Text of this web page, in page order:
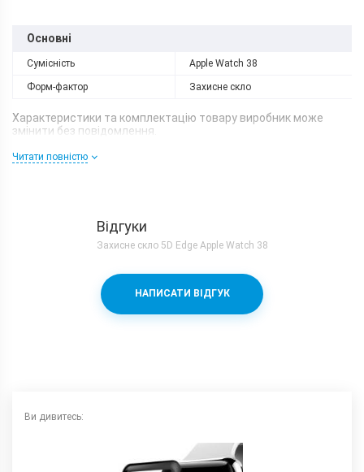
Основні
Сумісність Apple Watch 38
Форм-фактор Захисне скло
Характеристики та комплектацію товару виробник може
змінити без повідомлення.
Читати повністю
Відгуки
Захисне скло 5D Edge Apple Watch 38
НАПИСАТИ ВІДГУК
Ви дивитесь: